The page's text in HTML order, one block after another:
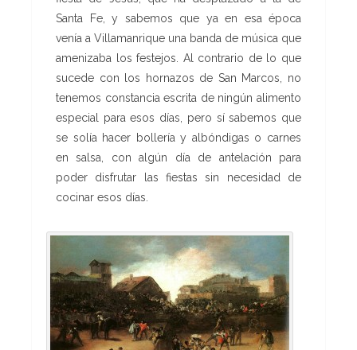
Santa Fe, y sabemos que ya en esa época
venía a Villamanrique una banda de música que
amenizaba los festejos. Al contrario de lo que
sucede con los hornazos de San Marcos, no
tenemos constancia escrita de ningún alimento
especial para esos días, pero sí sabemos que
se solía hacer bollería y albóndigas o carnes
en salsa, con algún día de antelación para
poder disfrutar las fiestas sin necesidad de
cocinar esos días.